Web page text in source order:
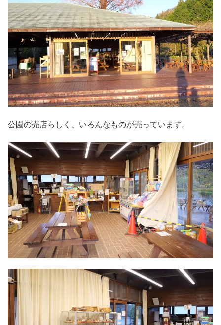
公園の売店らしく、いろんなものが売っています。